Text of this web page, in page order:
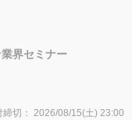
界セミナー
切： 2026/08/15(土) 23:00